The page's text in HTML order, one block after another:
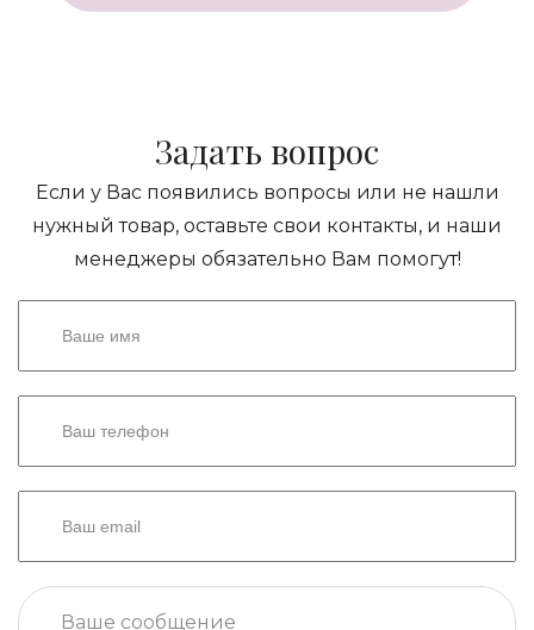
Задать вопрос
Если у Вас появились вопросы или не нашли
нужный товар, оставьте свои контакты, и наши
менеджеры обязательно Вам помогут!